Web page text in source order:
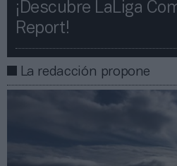
¡Descubre LaLiga
Report!​​
La redacción propone